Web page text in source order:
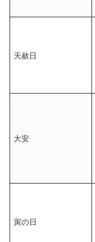
天赦日
大安
寅の日